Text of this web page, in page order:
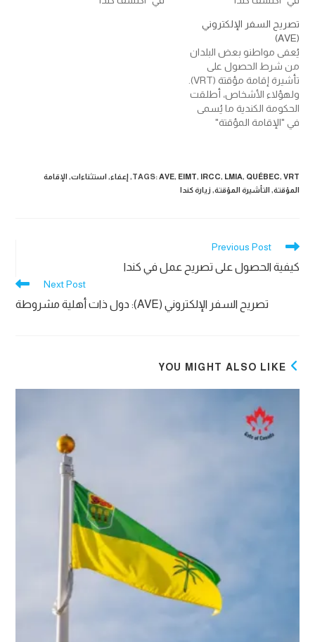
تصريح السفر الإلكتروني
(AVE)
يُعفى مواطنو بعض البلدان
من شرط الحصول على
تأشيرة إقامة مؤقتة (VRT).
ولهؤلاء الأشخاص، أطلقت
الحكومة الكندية ما يُسمى
بتصريح السفر الإلكتروني
الذين يسعون لدخول كندا
لعملية فحص أهلية بشكل
في "الإقامة المؤقتة"
TAGS:AVE, EIMT, IRCC, LMIA, QUÉBEC, VRT
, إعفاء, استثناءات, الإقامة
المؤقتة, التأشيرة المؤقتة, زيارة كندا
Read
articles
Previous Post
كيفية الحصول على تصريح عمل في كندا
Next Post
تصريح السفر الإلكتروني (AVE): دول ذات أهلية مشروطة
YOU MIGHT ALSO LIKE